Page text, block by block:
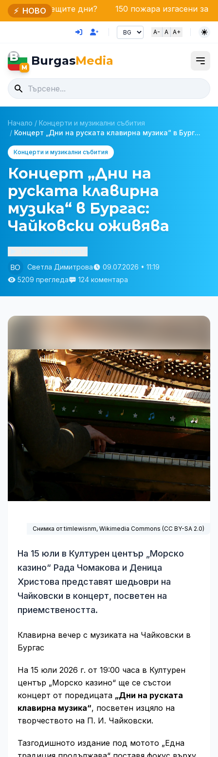
⚡ НОВО
дни? 150 пожара изгасени за денонощие:
A- A A+
B
M BurgasMedia
Начало / Концерти и музикални събития
/ Концерт „Дни на руската клавирна музика“ в Бург...
Концерти и музикални събития
Концерт „Дни на
руската клавирна
музика“ в Бургас:
Чайковски оживява
Светла Димитрова
09.07.2026 • 11:19
5209 прегледа
124 коментара
Снимка от timlewisnm, Wikimedia Commons (CC BY-SA 2.0)
На 15 юли в Културен център „Морско
казино“ Рада Чомакова и Деница
Христова представят шедьоври на
Чайковски в концерт, посветен на
приемствеността.
Клавирна вечер с музиката на Чайковски в
Бургас
На 15 юли 2026 г. от 19:00 часа в Културен
център „Морско казино“ ще се състои
концерт от поредицата „Дни на руската
клавирна музика“, посветен изцяло на
творчеството на П. И. Чайковски.
Тазгодишното издание под мотото „Една